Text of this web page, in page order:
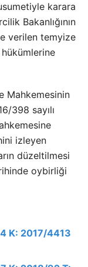
karara
Bakanlığının
verilen temyize
Mahkemesinin
398 sayılı
izleyen
düzeltilmesi
oybirliği
K: 2017/4413